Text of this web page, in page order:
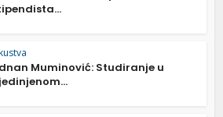
Muminović: Studiranje u